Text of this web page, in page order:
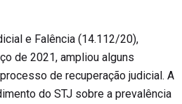
e Falência (14.112/20),
de 2021, ampliou alguns
de recuperação judicial. A
do STJ sobre a prevalência